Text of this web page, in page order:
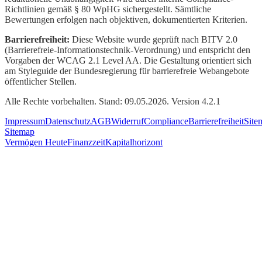
Richtlinien gemäß § 80 WpHG sichergestellt. Sämtliche
Bewertungen erfolgen nach objektiven, dokumentierten Kriterien.
Barrierefreiheit: Diese Website wurde geprüft nach BITV 2.0
(Barrierefreie-Informationstechnik-Verordnung) und entspricht den
Vorgaben der WCAG 2.1 Level AA. Die Gestaltung orientiert sich
am Styleguide der Bundesregierung für barrierefreie Webangebote
öffentlicher Stellen.
Alle Rechte vorbehalten. Stand: 09.05.2026. Version 4.2.1
ImpressumDatenschutzAGBWiderrufComplianceBarrierefreiheit
Sitemap
Vermögen HeuteFinanzzeitKapitalhorizont